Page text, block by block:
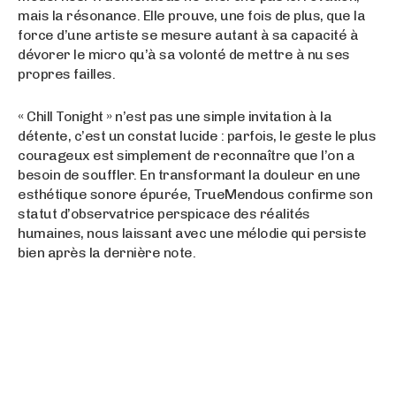
mais la résonance. Elle prouve, une fois de plus, que la
force d’une artiste se mesure autant à sa capacité à
dévorer le micro qu’à sa volonté de mettre à nu ses
propres failles.
« Chill Tonight » n’est pas une simple invitation à la
détente, c’est un constat lucide : parfois, le geste le plus
courageux est simplement de reconnaître que l’on a
besoin de souffler. En transformant la douleur en une
esthétique sonore épurée, TrueMendous confirme son
statut d’observatrice perspicace des réalités
humaines, nous laissant avec une mélodie qui persiste
bien après la dernière note.